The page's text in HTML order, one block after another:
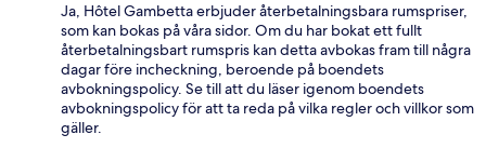
Ja, Hôtel Gambetta erbjuder återbetalningsbara rumspriser,
som kan bokas på våra sidor. Om du har bokat ett fullt
återbetalningsbart rumspris kan detta avbokas fram till några
dagar före incheckning, beroende på boendets
avbokningspolicy. Se till att du läser igenom boendets
avbokningspolicy för att ta reda på vilka regler och villkor som
gäller.